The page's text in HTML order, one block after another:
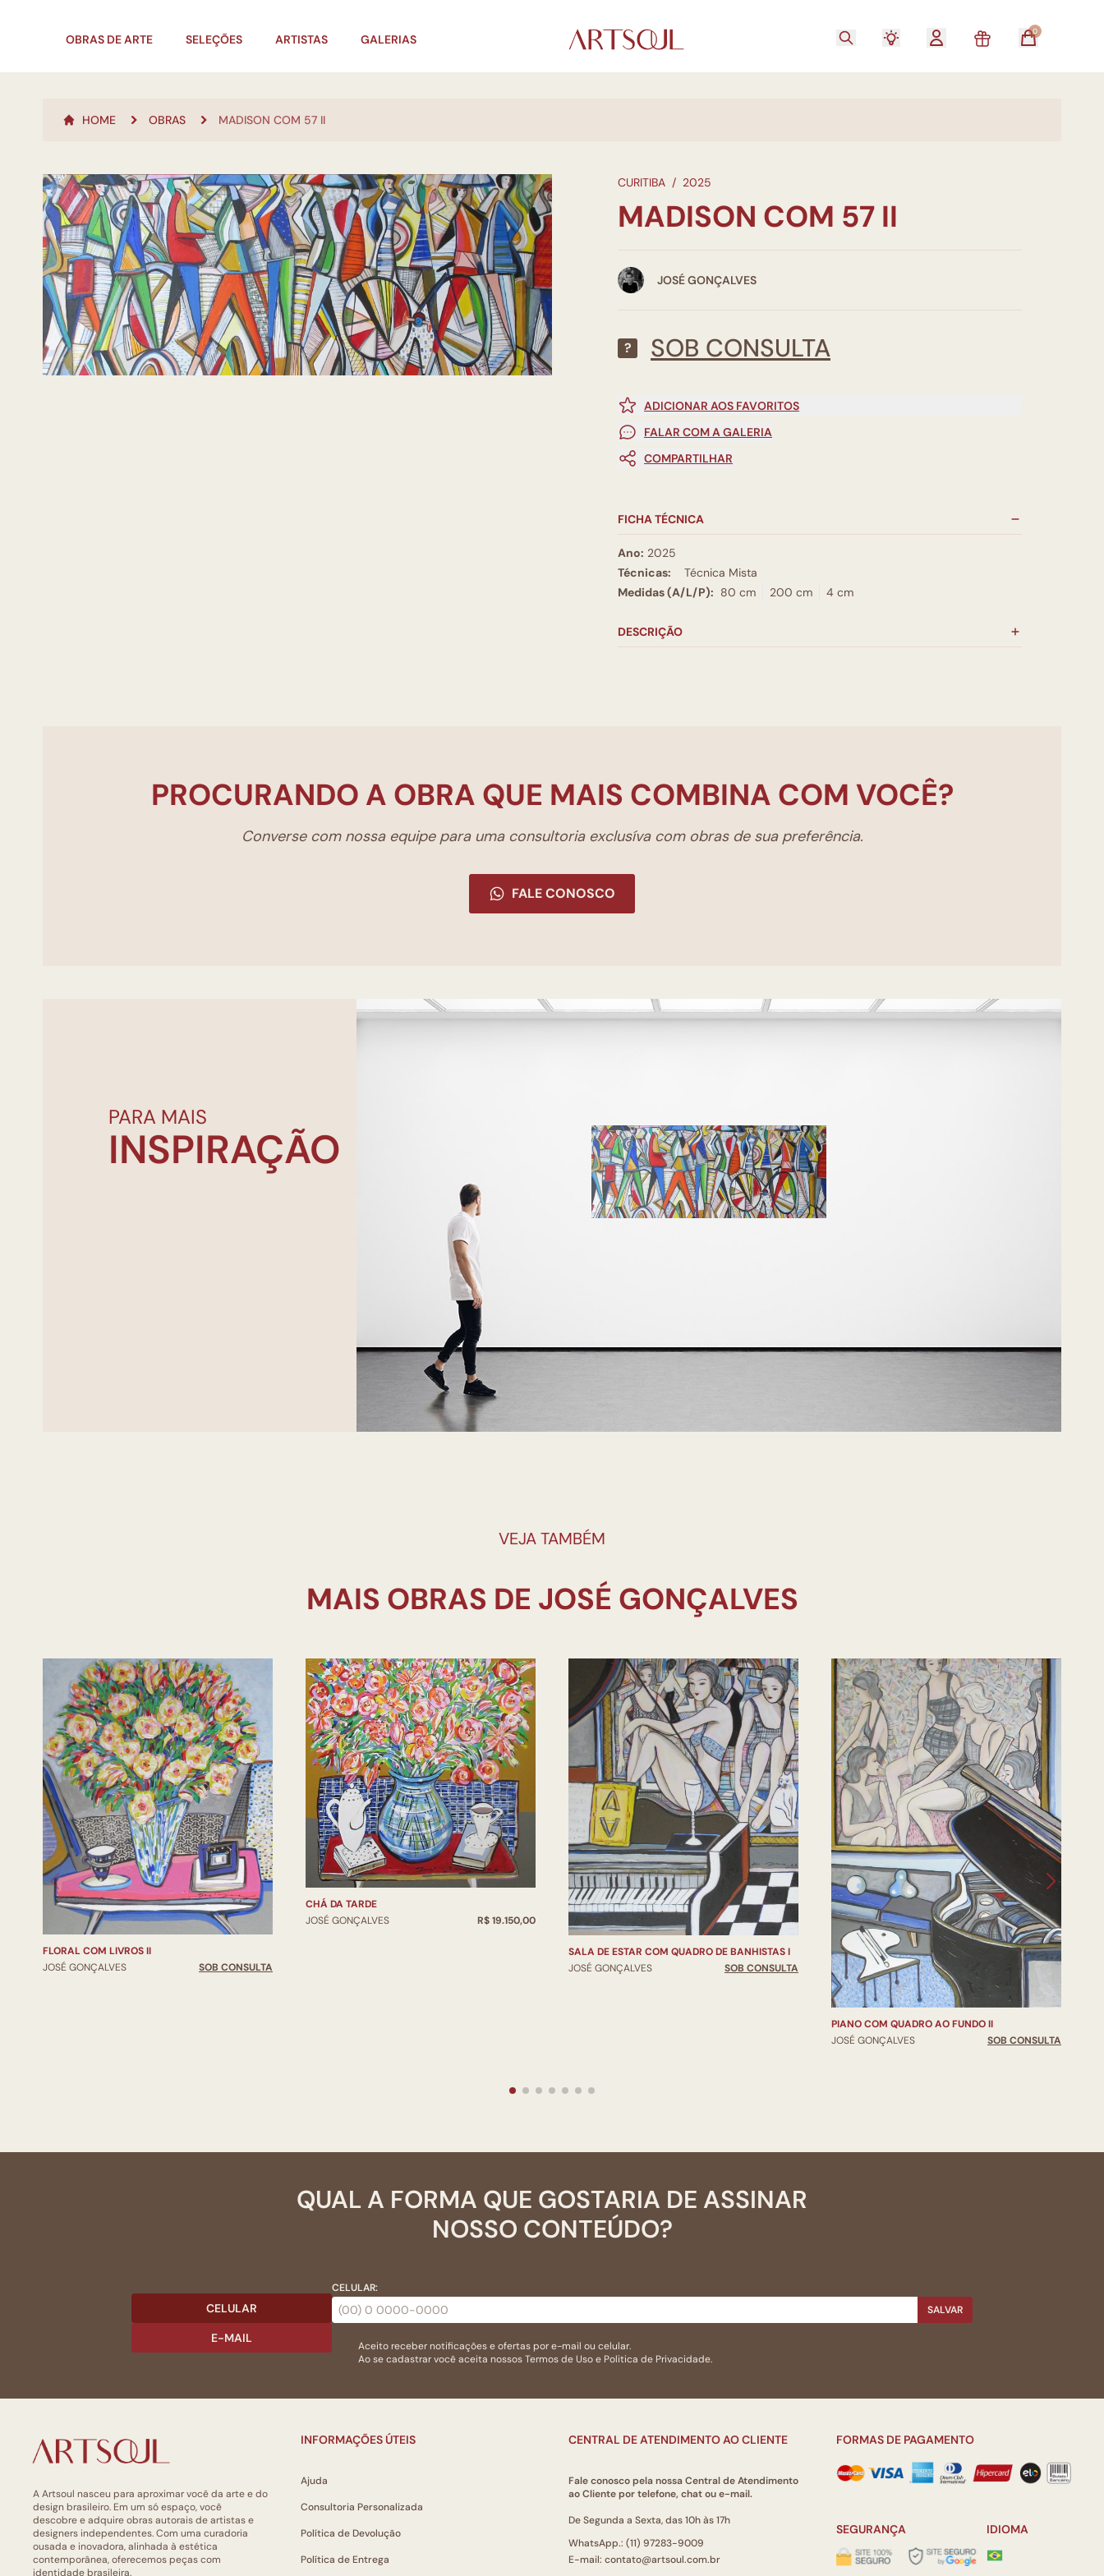
OBRAS DE ARTE SELEÇÕES ARTISTAS GALERIAS
0
HOME OBRAS MADISON COM 57 II
CURITIBA / 2025
MADISON COM 57 II
JOSÉ GONÇALVES
? SOB CONSULTA
ADICIONAR AOS FAVORITOS
FALAR COM A GALERIA
COMPARTILHAR
FICHA TÉCNICA
Ano: 2025
Técnicas:
Técnica Mista
Medidas (A/L/P): 80 cm 200 cm 4 cm
DESCRIÇÃO
PROCURANDO A OBRA QUE MAIS COMBINA COM VOCÊ?
Converse com nossa equipe para uma consultoria exclusíva com obras de sua preferência.
FALE CONOSCO
PARA MAIS
INSPIRAÇÃO
VEJA TAMBÉM
FLORAL COM LIVROS II
JOSÉ GONÇALVES
SOB CONSULTA
CHÁ DA TARDE
JOSÉ GONÇALVES
R$ 19.150,00
SALA DE ESTAR COM QUADRO DE BANHISTAS I
JOSÉ GONÇALVES
SOB CONSULTA
PIANO COM QUADRO AO FUNDO II
JOSÉ GONÇALVES
SOB CONSULTA
QUAL A FORMA QUE GOSTARIA DE ASSINAR
NOSSO CONTEÚDO?
CELULAR
E-MAIL
CELULAR:
SALVAR
Aceito receber notificações e ofertas por e-mail ou celular.
Ao se cadastrar você aceita nossosTermos de Usoe Politica de Privacidade.
A Artsoul nasceu para aproximar você da arte e do
design brasileiro. Em um só espaço, você
descobre e adquire obras autorais de artistas e
designers independentes. Com uma curadoria
ousada e inovadora, alinhada à estética
contemporânea, oferecemos peças com
identidade brasileira.
INFORMAÇÕES ÚTEIS
Ajuda
Consultoria Personalizada
Política de Devolução
Política de Entrega
CENTRAL DE ATENDIMENTO AO CLIENTE
Fale conosco pela nossa Central de Atendimento
ao Cliente por telefone, chat ou e-mail.
De Segunda a Sexta, das 10h às 17h
WhatsApp.: (11) 97283-9009
E-mail: contato@artsoul.com.br
FORMAS DE PAGAMENTO
SEGURANÇA IDIOMA